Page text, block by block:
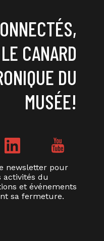
CANARD
DU
MUSÉE!
newsletter pour
activités du
et événements
sa fermeture.